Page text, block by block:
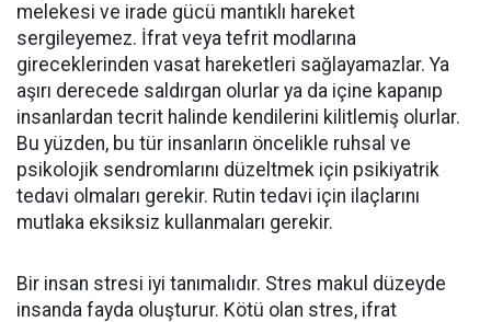
melekesi ve irade gücü mantıklı hareket
sergileyemez. İfrat veya tefrit modlarına
gireceklerinden vasat hareketleri sağlayamazlar. Ya
aşırı derecede saldırgan olurlar ya da içine kapanıp
insanlardan tecrit halinde kendilerini kilitlemiş olurlar.
Bu yüzden, bu tür insanların öncelikle ruhsal ve
psikolojik sendromlarını düzeltmek için psikiyatrik
tedavi olmaları gerekir. Rutin tedavi için ilaçlarını
mutlaka eksiksiz kullanmaları gerekir.
Bir insan stresi iyi tanımalıdır. Stres makul düzeyde
insanda fayda oluşturur. Kötü olan stres, ifrat